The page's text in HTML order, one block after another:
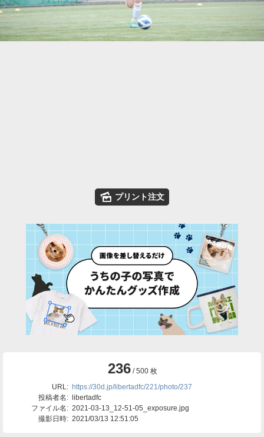
🌄 プリント注文
236/ 500 枚
URL: https://30d.jp/libertadfc/221/photo/237
投稿者名: libertadfc
ファイル名: 2021-03-13_12-51-05_exposure.jpg
撮影日時: 2021/03/13 12:51:05